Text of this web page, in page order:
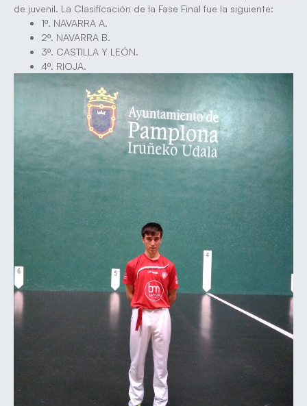
de juvenil. La Clasificación de la Fase Final fue la siguiente:
1º. NAVARRA A.
2º. NAVARRA B.
3º. CASTILLA Y LEÓN.
4º. RIOJA.